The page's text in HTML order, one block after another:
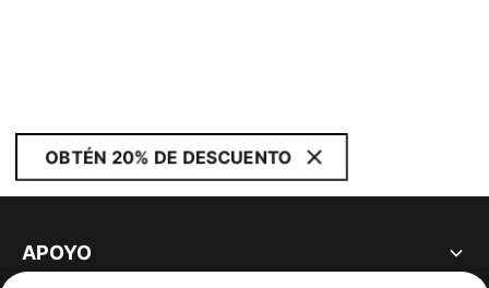
OBTÉN 20% DE DESCUENTO
APOYO